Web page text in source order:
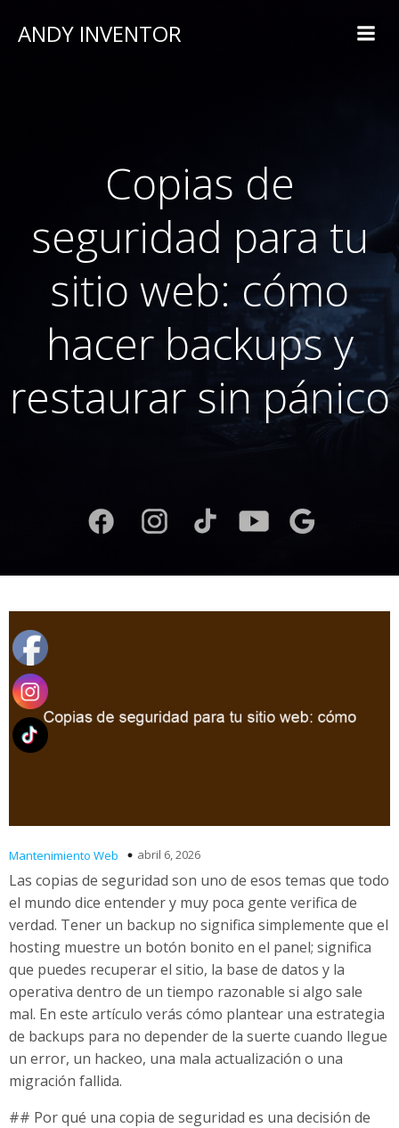
ANDY INVENTOR
Copias de
seguridad para tu
sitio web: cómo
hacer backups y
restaurar sin pánico
Mantenimiento Web abril 6, 2026
Las copias de seguridad son uno de esos temas que todo
el mundo dice entender y muy poca gente verifica de
verdad. Tener un backup no significa simplemente que el
hosting muestre un botón bonito en el panel; significa
que puedes recuperar el sitio, la base de datos y la
operativa dentro de un tiempo razonable si algo sale
mal. En este artículo verás cómo plantear una estrategia
de backups para no depender de la suerte cuando llegue
un error, un hackeo, una mala actualización o una
migración fallida.
## Por qué una copia de seguridad es una decisión de